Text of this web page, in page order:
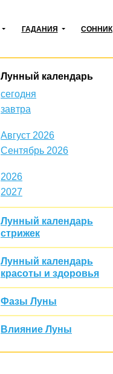
ГАДАНИЯ СОННИК
Лунный календарь
сегодня
завтра
Август 2026
Сентябрь 2026
2026
2027
Лунный календарь
стрижек
Лунный календарь
красоты и здоровья
Фазы Луны
Влияние Луны